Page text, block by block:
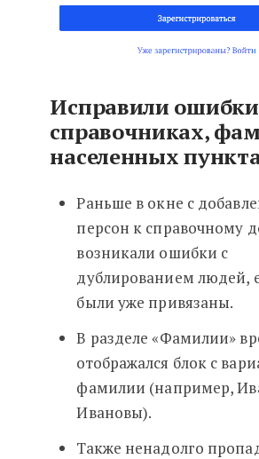
Исправили
справочниках,
населенных
Раньше в окне с
персон к справочному
возникали ошибки с
дублированием людей,
были уже привязаны.
В разделе «Фамилии»
отображался блок с
фамилии (например,
Ивановы).
Также ненадолго